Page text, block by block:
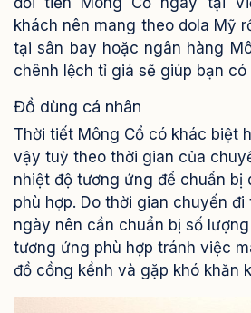
khách nên mang theo dola Mỹ
tại sân bay hoặc ngân hàng
chênh lệch tỉ giá sẽ giúp bạn có
Đồ dùng cá nhân
Thời tiết Mông Cổ có khác biệt
vậy tuỳ theo thời gian của
nhiệt độ tương ứng để chuẩn bị
phù hợp. Do thời gian chuyến
ngày nên cần chuẩn bị số
tương ứng phù hợp tránh việc
đồ cồng kềnh và gặp khó khăn